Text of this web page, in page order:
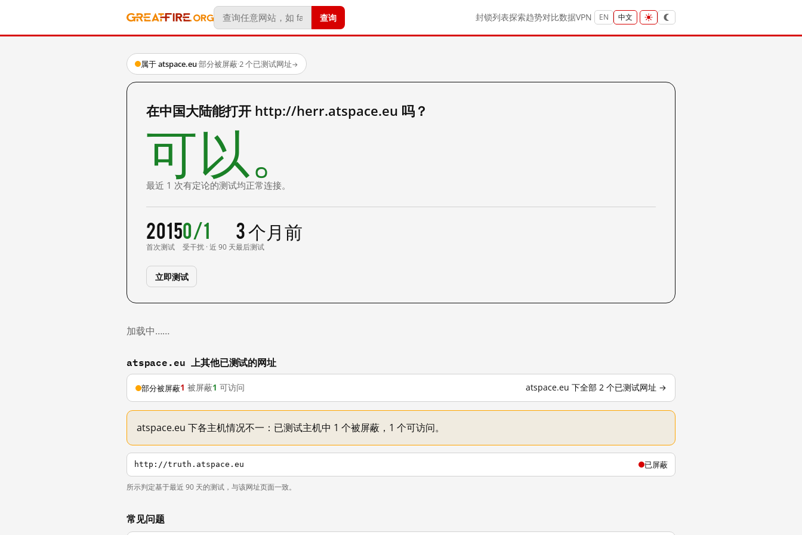
查询 封锁列表探索趋势对比数据VPN EN 中文
属于 atspace.eu·部分被屏蔽·2 个已测试网址→
在中国大陆能打开 http://herr.atspace.eu 吗？
可以。
最近 1 次有定论的测试均正常连接。
2015
首次测试
0/1
受干扰 · 近 90 天
3 个月前
最后测试
立即测试
加载中……
atspace.eu 上其他已测试的网址
部分被屏蔽1 被屏蔽1 可访问 atspace.eu 下全部 2 个已测试网址 →
atspace.eu 下各主机情况不一：已测试主机中 1 个被屏蔽，1 个可访问。
http://truth.atspace.eu 已屏蔽
所示判定基于最近 90 天的测试，与该网址页面一致。
常见问题